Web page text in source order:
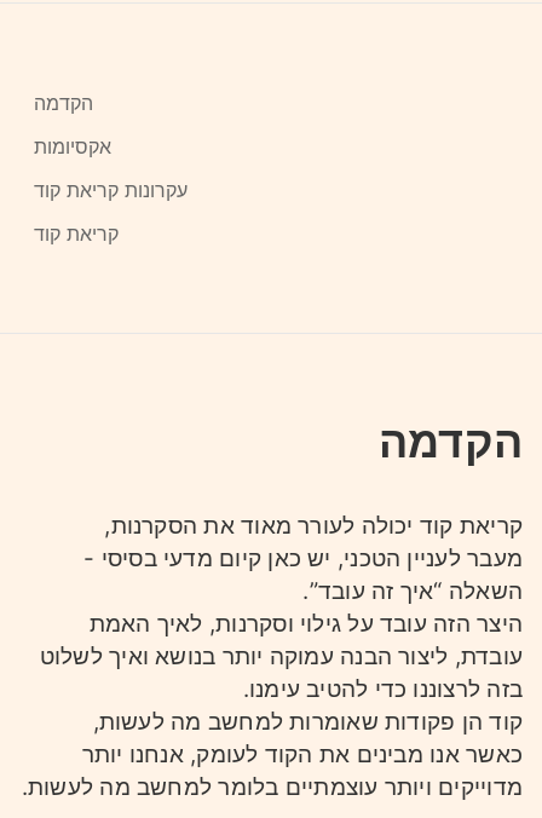
הקדמה
אקסיומות
עקרונות קריאת קוד
קריאת קוד
הקדמה
קריאת קוד יכולה לעורר מאוד את הסקרנות,
מעבר לעניין הטכני, יש כאן קיום מדעי בסיסי -
השאלה “איך זה עובד”.
היצר הזה עובד על גילוי וסקרנות, לאיך האמת
עובדת, ליצור הבנה עמוקה יותר בנושא ואיך לשלוט
בזה לרצוננו כדי להטיב עימנו.
קוד הן פקודות שאומרות למחשב מה לעשות,
כאשר אנו מבינים את הקוד לעומק, אנחנו יותר
מדוייקים ויותר עוצמתיים בלומר למחשב מה לעשות.